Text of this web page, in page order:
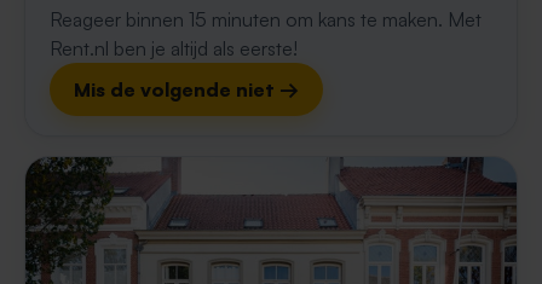
Reageer binnen 15 minuten om kans te maken. Met
Rent.nl ben je altijd als eerste!
Mis de volgende niet →